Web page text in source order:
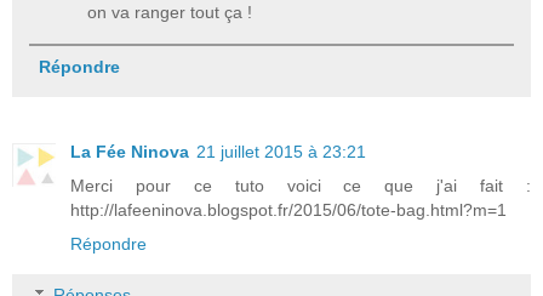
on va ranger tout ça !
Répondre
La Fée Ninova 21 juillet 2015 à 23:21
Merci pour ce tuto voici ce que j'ai fait :
http://lafeeninova.blogspot.fr/2015/06/tote-bag.html?m=1
Répondre